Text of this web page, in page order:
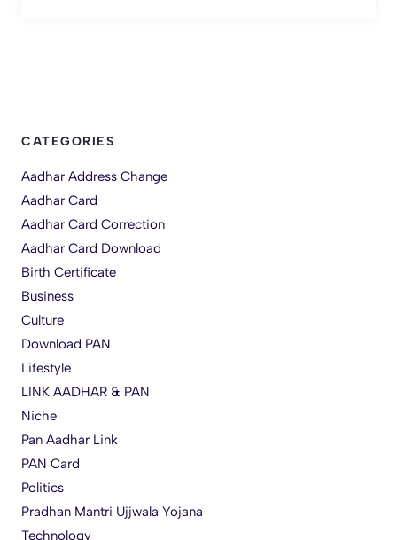
CATEGORIES
Aadhar Address Change
Aadhar Card
Aadhar Card Correction
Aadhar Card Download
Birth Certificate
Business
Culture
Download PAN
Lifestyle
LINK AADHAR & PAN
Niche
Pan Aadhar Link
PAN Card
Politics
Pradhan Mantri Ujjwala Yojana
Technology